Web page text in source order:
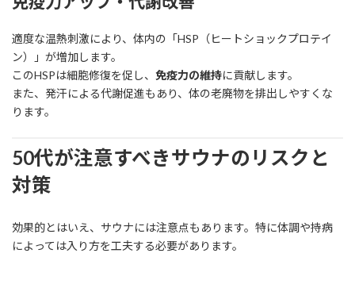
適度な温熱刺激により、体内の「HSP（ヒートショックプロテイ
ン）」が増加します。
このHSPは細胞修復を促し、 免疫力の維持に貢献します。
また、発汗による代謝促進もあり、体の老廃物を排出しやすくな
ります。
50代が注意すべきサウナのリスクと
対策
効果的とはいえ、サウナには注意点もあります。特に体調や持病
によっては入り方を工夫する必要があります。